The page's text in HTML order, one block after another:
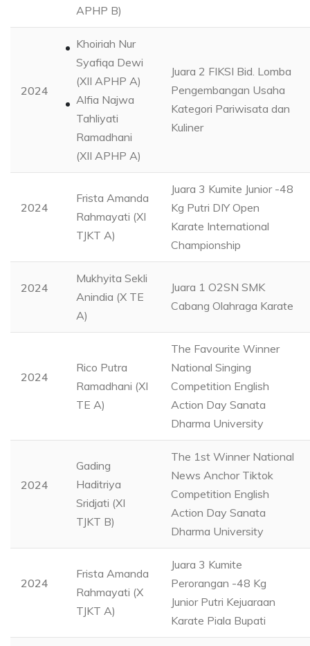
APHP B)
2024
Khoiriah Nur
Syafiqa Dewi
(XII APHP A)
Alfia Najwa
Tahliyati
Ramadhani
(XII APHP A)
Juara 2 FIKSI Bid. Lomba
Pengembangan Usaha
Kategori Pariwisata dan
Kuliner
2024
Frista Amanda
Rahmayati (XI
TJKT A)
Juara 3 Kumite Junior -48
Kg Putri DIY Open
Karate International
Championship
2024
Mukhyita Sekli
Anindia (X TE
A)
Juara 1 O2SN SMK
Cabang Olahraga Karate
2024
Rico Putra
Ramadhani (XI
TE A)
The Favourite Winner
National Singing
Competition English
Action Day Sanata
Dharma University
2024
Gading
Haditriya
Sridjati (XI
TJKT B)
The 1st Winner National
News Anchor Tiktok
Competition English
Action Day Sanata
Dharma University
2024
Frista Amanda
Rahmayati (X
TJKT A)
Juara 3 Kumite
Perorangan -48 Kg
Junior Putri Kejuaraan
Karate Piala Bupati